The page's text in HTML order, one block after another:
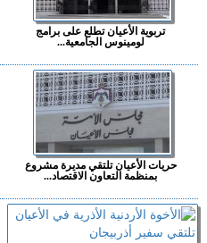
تربوية الأعيان تطلع على برامج
لومينوس الجامعية...
حريات الأعيان تلتقي مديرة مشروع
بمنظمة التعاون الاقتصاد...